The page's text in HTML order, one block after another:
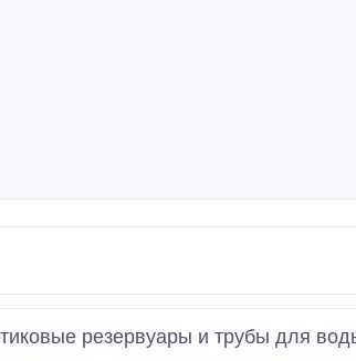
резервуары и трубы для